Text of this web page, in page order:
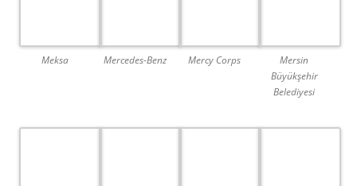
Meksa Mercedes-Benz Mercy Corps
Mersin
Büyükşehir
Belediyesi